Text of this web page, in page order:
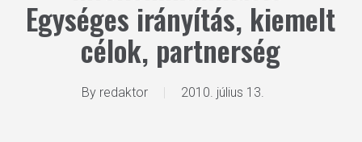
Egységes irányítás, kiemelt
célok, partnerség
By redaktor 2010. július 13.